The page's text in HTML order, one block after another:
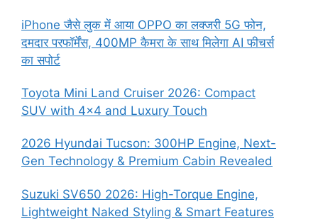
iPhone जैसे लुक में आया OPPO का लक्जरी 5G फोन,
दमदार परफॉर्मेंस, 400MP कैमरा के साथ मिलेगा AI फीचर्स
का सपोर्ट
Toyota Mini Land Cruiser 2026: Compact
SUV with 4×4 and Luxury Touch
2026 Hyundai Tucson: 300HP Engine, Next-
Gen Technology & Premium Cabin Revealed
Suzuki SV650 2026: High-Torque Engine,
Lightweight Naked Styling & Smart Features